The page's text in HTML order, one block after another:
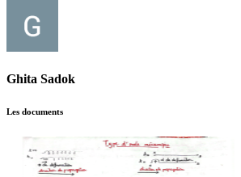
Ghita Sadok
Les documents